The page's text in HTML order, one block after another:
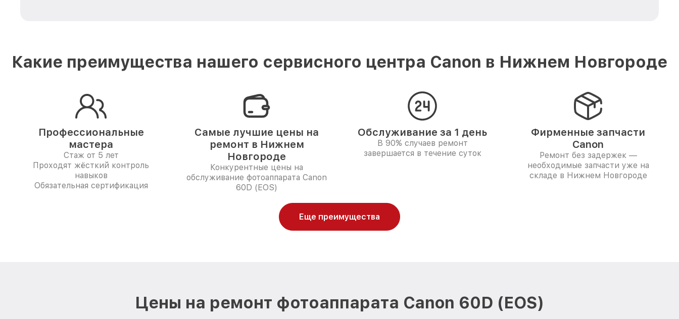
Какие преимущества нашего сервисного центра Canon в Нижнем Новгороде
Профессиональные
мастера
Стаж от 5 лет
Проходят жёсткий контроль
навыков
Обязательная сертификация
Самые лучшие цены на
ремонт в Нижнем
Новгороде
Конкурентные цены на
обслуживание фотоаппарата Canon
60D (EOS)
Обслуживание за 1 день
В 90% случаев ремонт
завершается в течение суток
Фирменные запчасти
Canon
Ремонт без задержек —
необходимые запчасти уже на
складе в Нижнем Новгороде
Еще преимущества
Цены на ремонт фотоаппарата Canon 60D (EOS)